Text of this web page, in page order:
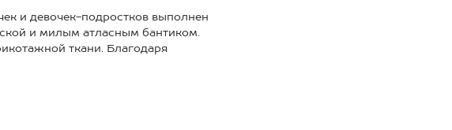
и девочек-подростков выполнен
и милым атласным бантиком.
ткани. Благодаря
кружевом дарит идеальную